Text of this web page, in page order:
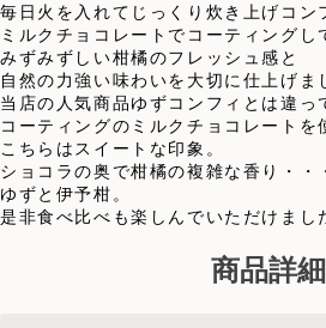
毎日火を入れてじっくり炊き上げコン
ミルクチョコレートでコーティングし
みずみずしい柑橘のフレッシュ感と
自然の力強い味わいを大切に仕上げま
当店の人気商品ゆずコンフィとは違っ
コーティングのミルクチョコレートを
こちらはスイートな印象。
ショコラの奥で柑橘の複雑な香り・・
ゆずと伊予柑。
是非食べ比べも楽しんでいただけまし
商品詳細